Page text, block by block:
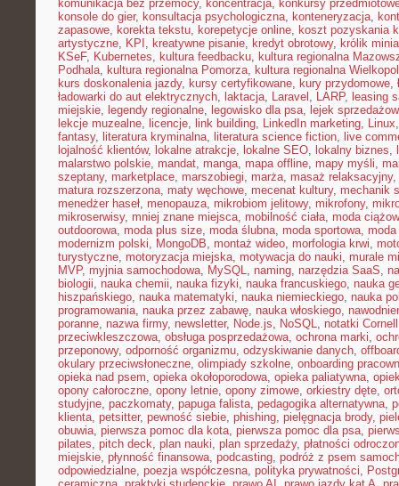
komunikacja bez przemocy, koncentracja, konkursy
konsole do gier, konsultacja psychologiczna, konteneryzacja,
zapasowe, korekta tekstu, korepetycje online, koszt pozyskania
artystyczne, KPI , kreatywne pisanie, kredyt obrotowy, królik
KSeF, Kubernetes, kultura feedbacku, kultura regionalna
Podhala, kultura regionalna Pomorza, kultura regionalna
kurs doskonalenia jazdy, kursy certyfikowane, kury przydomowe,
ładowarki do aut elektrycznych, laktacja, Laravel , LARP, leasing
miejskie, legendy regionalne, legowisko dla psa, lejek
lekcje muzealne, licencje, link building, LinkedIn marketing, Linux
fantasy, literatura kryminalna, literatura science fiction, live
lojalność klientów, lokalne atrakcje, lokalne SEO, lokalny biznes,
malarstwo polskie, mandat, manga, mapa offline, mapy myśli,
szeptany, marketplace, marszobiegi, marża, masaż relaksacyjny,
matura rozszerzona, maty węchowe, mecenat kultury, mechanik
menedżer haseł, menopauza, mikrobiom jelitowy, mikrofony,
mikroserwisy, mniej znane miejsca, mobilność ciała, moda
outdoorowa, moda plus size, moda ślubna, moda sportowa,
modernizm polski, MongoDB, montaż wideo, morfologia krwi,
turystyczne, motoryzacja miejska, motywacja do nauki, murale
MVP, myjnia samochodowa, MySQL, naming, narzędzia SaaS,
biologii, nauka chemii, nauka fizyki, nauka francuskiego, nauka
hiszpańskiego, nauka matematyki, nauka niemieckiego, nauka
programowania, nauka przez zabawę, nauka włoskiego,
poranne, nazwa firmy, newsletter, Node.js, NoSQL, notatki Cornell
przeciwkleszczowa, obsługa posprzedażowa, ochrona marki,
przeponowy, odporność organizmu, odzyskiwanie danych,
okulary przeciwsłoneczne, olimpiady szkolne, onboarding
opieka nad psem, opieka okołoporodowa, opieka paliatywna,
opony całoroczne, opony letnie, opony zimowe, orkiestry dęte,
studyjne, paczkomaty, papuga falista, pedagogika alternatywna,
klienta, petsitter, pewność siebie, phishing, pielęgnacja brody,
obuwia, pierwsza pomoc dla kota, pierwsza pomoc dla psa,
pilates, pitch deck, plan nauki, plan sprzedaży, płatności
miejskie, płynność finansowa, podcasting, podróż z psem
odpowiedzialne, poezja współczesna, polityka prywatności,